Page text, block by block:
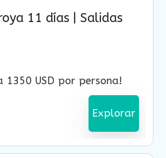
11 días | Salidas
USD por persona!
Explorar